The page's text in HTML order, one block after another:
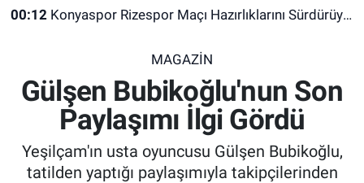
00:12 Konyaspor Rizespor Maçı Hazırlıklarını Sürdürüyor
MAGAZİN
Gülşen Bubikoğlu'nun Son
Paylaşımı İlgi Gördü
Yeşilçam'ın usta oyuncusu Gülşen Bubikoğlu,
tatilden yaptığı paylaşımıyla takipçilerinden
KULİS MEYDANI
1461 TRABZON
Son Dakika Haberleri
Haber Arşivi